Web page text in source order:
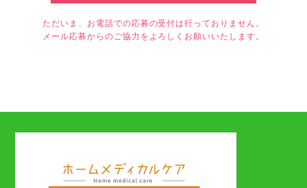
ただいま、お電話での応募の受付は行っておりません。
メール応募からのご協力をよろしくお願いいたします。